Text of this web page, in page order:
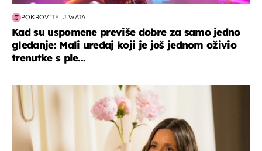
POKROVITELJ WATA
Kad su uspomene previše dobre za samo jedno
gledanje: Mali uređaj koji je još jednom oživio
trenutke s ple...
moda & ljepota